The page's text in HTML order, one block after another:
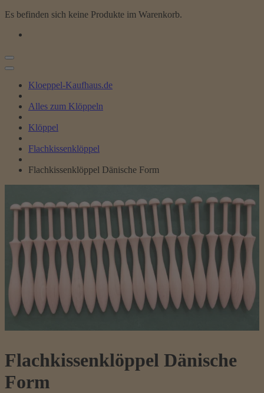
Es befinden sich keine Produkte im Warenkorb.
Kloeppel-Kaufhaus.de
Alles zum Klöppeln
Klöppel
Flachkissenklöppel
Flachkissenklöppel Dänische Form
Flachkissenklöppel Dänische
Form